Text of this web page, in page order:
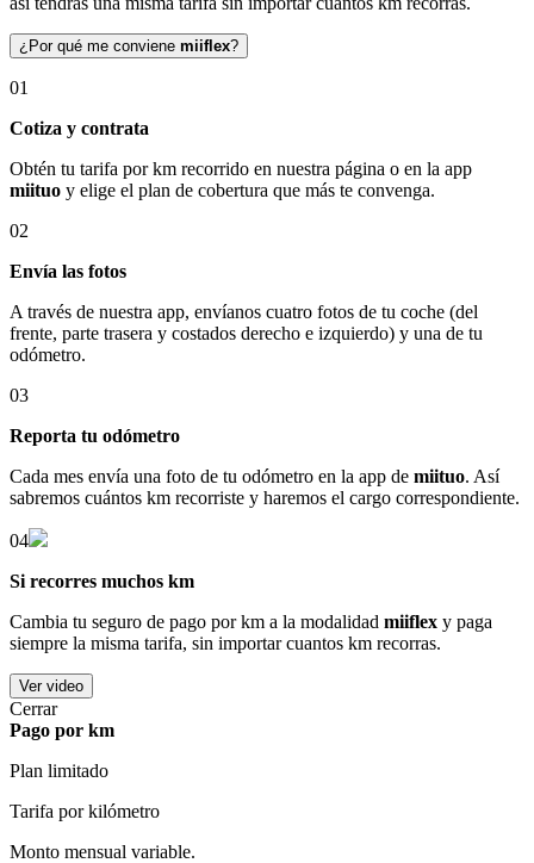
¿Por qué me conviene miiflex?
01
Cotiza y contrata
Obtén tu tarifa por km recorrido en nuestra página o en la app
miituo y elige el plan de cobertura que más te convenga.
02
Envía las fotos
A través de nuestra app, envíanos cuatro fotos de tu coche (del
frente, parte trasera y costados derecho e izquierdo) y una de tu
odómetro.
03
Reporta tu odómetro
Cada mes envía una foto de tu odómetro en la app de miituo. Así
sabremos cuántos km recorriste y haremos el cargo correspondiente.
04
Si recorres muchos km
Cambia tu seguro de pago por km a la modalidad miiflex y paga
siempre la misma tarifa, sin importar cuantos km recorras.
Ver video
Cerrar
Pago por km
Plan limitado
Tarifa por kilómetro
Monto mensual variable.